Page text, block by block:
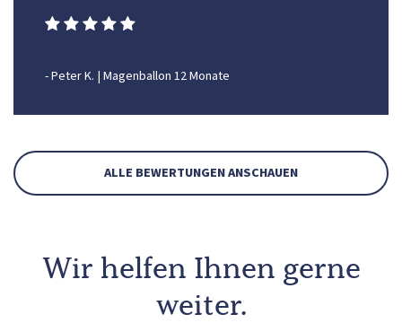
- Peter K. | Magenballon 12 Monate
ALLE BEWERTUNGEN ANSCHAUEN
Wir helfen Ihnen gerne
weiter.